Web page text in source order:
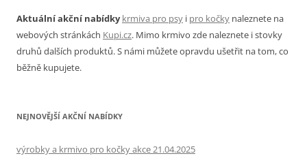
Aktuální akční nabídky krmiva pro psy i pro kočky naleznete na
webových stránkách Kupi.cz. Mimo krmivo zde naleznete i stovky
druhů dalších produktů. S námi můžete opravdu ušetřit na tom, co
běžně kupujete.
NEJNOVĚJŠÍ AKČNÍ NABÍDKY
výrobky a krmivo pro kočky akce 21.04.2025